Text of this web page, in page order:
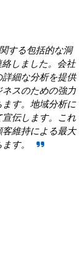
Research
とって最良の決
ん。 私たちは「
ぎたいと考えて
青写真を作成す
は、従うべき勝
ビゲートするの